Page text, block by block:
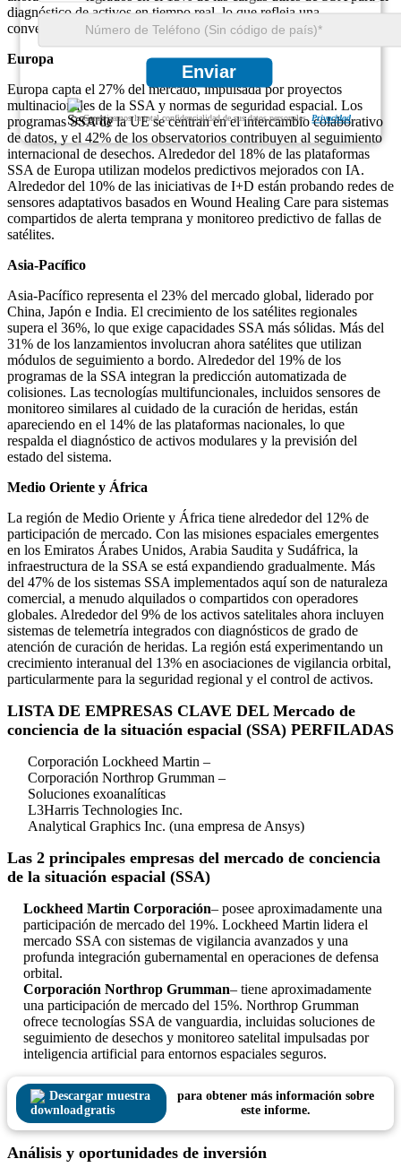
Enviar
Garantizamos la total confidencialidad de sus datos personales. Privacidad
diagnóstico de activos en tiempo real, lo que refleja una
convergencia de la innovación aeroespacial y biomédica.
Europa
Europa capta el 27% del mercado, impulsada por proyectos
multinacionales de la SSA y normas de seguridad espacial. Los
programas SSA de la UE se centran en el intercambio colaborativo
de datos, y el 42% de los observatorios contribuyen al seguimiento
internacional de desechos. Alrededor del 18% de las plataformas
SSA de Europa utilizan modelos predictivos mejorados con IA.
Alrededor del 10% de las iniciativas de I+D están probando redes de
sensores adaptativos basados ​​en Wound Healing Care para sistemas
compartidos de alerta temprana y monitoreo predictivo de fallas de
satélites.
Asia-Pacífico
Asia-Pacífico representa el 23% del mercado global, liderado por
China, Japón e India. El crecimiento de los satélites regionales
supera el 36%, lo que exige capacidades SSA más sólidas. Más del
31% de los lanzamientos involucran ahora satélites que utilizan
módulos de seguimiento a bordo. Alrededor del 19% de los
programas de la SSA integran la predicción automatizada de
colisiones. Las tecnologías multifuncionales, incluidos sensores de
monitoreo similares al cuidado de la curación de heridas, están
apareciendo en el 14% de las plataformas nacionales, lo que
respalda el diagnóstico de activos modulares y la previsión del
estado del sistema.
Medio Oriente y África
La región de Medio Oriente y África tiene alrededor del 12% de
participación de mercado. Con las misiones espaciales emergentes
en los Emiratos Árabes Unidos, Arabia Saudita y Sudáfrica, la
infraestructura de la SSA se está expandiendo gradualmente. Más
del 47% de los sistemas SSA implementados aquí son de naturaleza
comercial, a menudo alquilados o compartidos con operadores
globales. Alrededor del 9% de los activos satelitales ahora incluyen
sistemas de telemetría integrados con diagnósticos de grado de
atención de curación de heridas. La región está experimentando un
crecimiento interanual del 13% en asociaciones de vigilancia orbital,
particularmente para la seguridad regional y el control de activos.
LISTA DE EMPRESAS CLAVE DEL Mercado de
conciencia de la situación espacial (SSA) PERFILADAS
Corporación Lockheed Martin –
Corporación Northrop Grumman –
Soluciones exoanalíticas
L3Harris Technologies Inc.
Analytical Graphics Inc. (una empresa de Ansys)
Las 2 principales empresas del mercado de conciencia
de la situación espacial (SSA)
Lockheed Martin Corporación– posee aproximadamente una
participación de mercado del 19%. Lockheed Martin lidera el
mercado SSA con sistemas de vigilancia avanzados y una
profunda integración gubernamental en operaciones de defensa
orbital.
Corporación Northrop Grumman– tiene aproximadamente
una participación de mercado del 15%. Northrop Grumman
ofrece tecnologías SSA de vanguardia, incluidas soluciones de
seguimiento de desechos y monitoreo satelital impulsadas por
inteligencia artificial para entornos espaciales seguros.
Descargar muestra
gratis
para obtener más información sobre
este informe.
Análisis y oportunidades de inversión